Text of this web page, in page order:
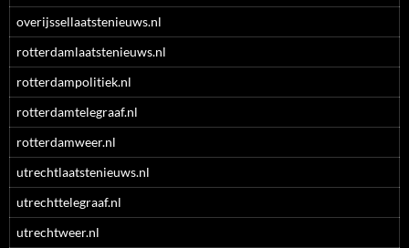
overijssellaatstenieuws.nl
rotterdamlaatstenieuws.nl
rotterdampolitiek.nl
rotterdamtelegraaf.nl
rotterdamweer.nl
utrechtlaatstenieuws.nl
utrechttelegraaf.nl
utrechtweer.nl